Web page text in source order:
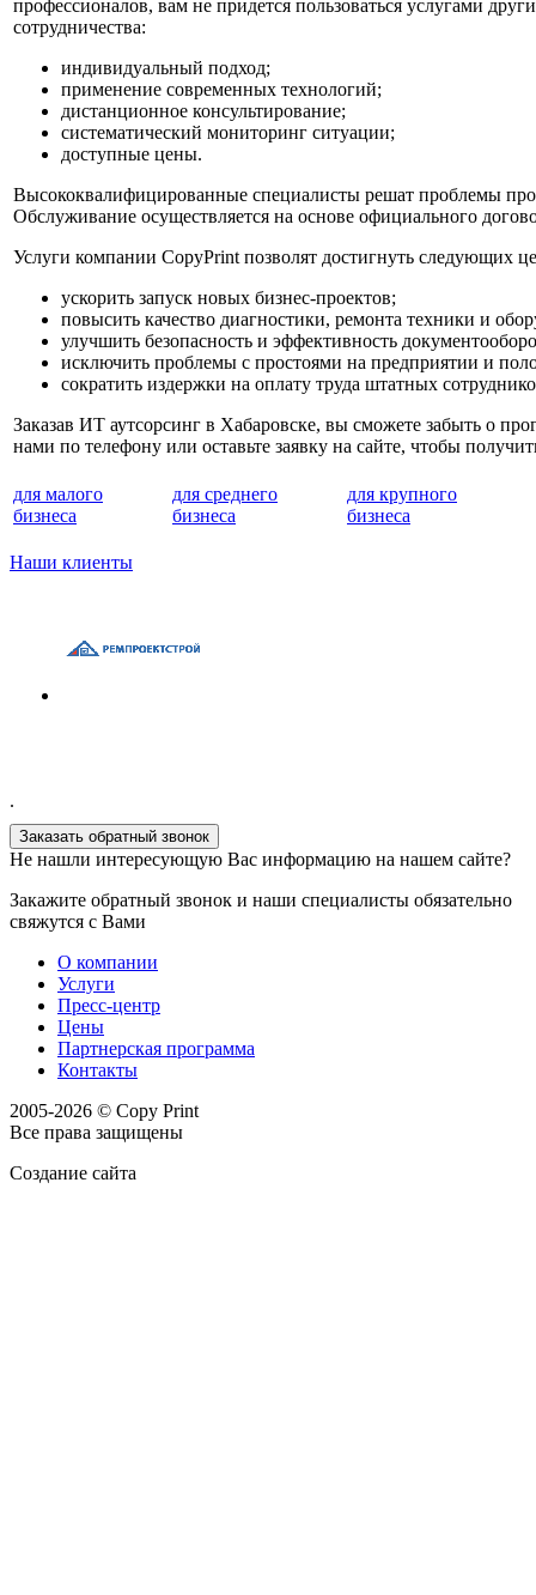
профессионалов, вам не придется пользоваться услугами
сотрудничества:
индивидуальный подход;
применение современных технологий;
дистанционное консультирование;
систематический мониторинг ситуации;
доступные цены.
Высококвалифицированные специалисты решат проблемы
Обслуживание осуществляется на основе официального
Услуги компании CopyPrint позволят достигнуть следующих
ускорить запуск новых бизнес-проектов;
повысить качество диагностики, ремонта техники и
улучшить безопасность и эффективность
исключить проблемы с простоями на предприятии и
сократить издержки на оплату труда штатных
Заказав ИТ аутсорсинг в Хабаровске, вы сможете забыть о
нами по телефону или оставьте заявку на сайте, чтобы
для малого
бизнеса
для среднего
бизнеса
для крупного
бизнеса
Наши клиенты
.
Заказать обратный звонок
Не нашли интересующую Вас информацию на нашем сайте?
Закажите обратный звонок и наши специалисты обязательно
свяжутся с Вами
О компании
Услуги
Пресс-центр
Цены
Партнерская программа
Контакты
2005-2026 © Copy Print
Все права защищены
Создание сайта